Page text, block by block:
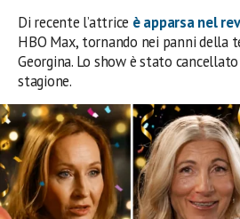
Di recente l’attrice è apparsa nel
HBO Max, tornando nei panni della
Georgina. Lo show è stato
stagione.